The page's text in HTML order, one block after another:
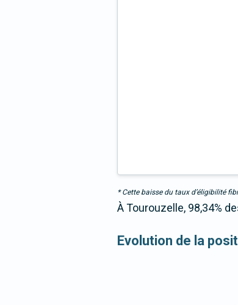
* Cette baisse du taux d’éligibilité
À Tourouzelle, 98,34%
Evolution de la